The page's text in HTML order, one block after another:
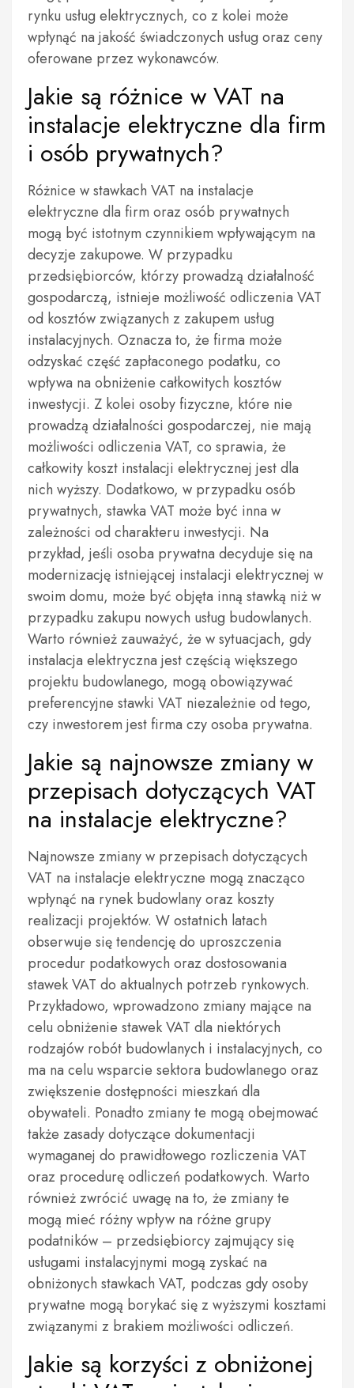
rynku usług elektrycznych, co z kolei może
wpłynąć na jakość świadczonych usług oraz ceny
oferowane przez wykonawców.
Jakie są różnice w VAT na
instalacje elektryczne dla firm
i osób prywatnych?
Różnice w stawkach VAT na instalacje
elektryczne dla firm oraz osób prywatnych
mogą być istotnym czynnikiem wpływającym na
decyzje zakupowe. W przypadku
przedsiębiorców, którzy prowadzą działalność
gospodarczą, istnieje możliwość odliczenia VAT
od kosztów związanych z zakupem usług
instalacyjnych. Oznacza to, że firma może
odzyskać część zapłaconego podatku, co
wpływa na obniżenie całkowitych kosztów
inwestycji. Z kolei osoby fizyczne, które nie
prowadzą działalności gospodarczej, nie mają
możliwości odliczenia VAT, co sprawia, że
całkowity koszt instalacji elektrycznej jest dla
nich wyższy. Dodatkowo, w przypadku osób
prywatnych, stawka VAT może być inna w
zależności od charakteru inwestycji. Na
przykład, jeśli osoba prywatna decyduje się na
modernizację istniejącej instalacji elektrycznej w
swoim domu, może być objęta inną stawką niż w
przypadku zakupu nowych usług budowlanych.
Warto również zauważyć, że w sytuacjach, gdy
instalacja elektryczna jest częścią większego
projektu budowlanego, mogą obowiązywać
preferencyjne stawki VAT niezależnie od tego,
czy inwestorem jest firma czy osoba prywatna.
Jakie są najnowsze zmiany w
przepisach dotyczących VAT
na instalacje elektryczne?
Najnowsze zmiany w przepisach dotyczących
VAT na instalacje elektryczne mogą znacząco
wpłynąć na rynek budowlany oraz koszty
realizacji projektów. W ostatnich latach
obserwuje się tendencję do uproszczenia
procedur podatkowych oraz dostosowania
stawek VAT do aktualnych potrzeb rynkowych.
Przykładowo, wprowadzono zmiany mające na
celu obniżenie stawek VAT dla niektórych
rodzajów robót budowlanych i instalacyjnych, co
ma na celu wsparcie sektora budowlanego oraz
zwiększenie dostępności mieszkań dla
obywateli. Ponadto zmiany te mogą obejmować
także zasady dotyczące dokumentacji
wymaganej do prawidłowego rozliczenia VAT
oraz procedurę odliczeń podatkowych. Warto
również zwrócić uwagę na to, że zmiany te
mogą mieć różny wpływ na różne grupy
podatników – przedsiębiorcy zajmujący się
usługami instalacyjnymi mogą zyskać na
obniżonych stawkach VAT, podczas gdy osoby
prywatne mogą borykać się z wyższymi kosztami
związanymi z brakiem możliwości odliczeń.
Jakie są korzyści z obniżonej